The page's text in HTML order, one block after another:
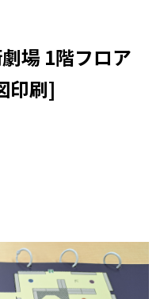
場 1階フロア
印刷]